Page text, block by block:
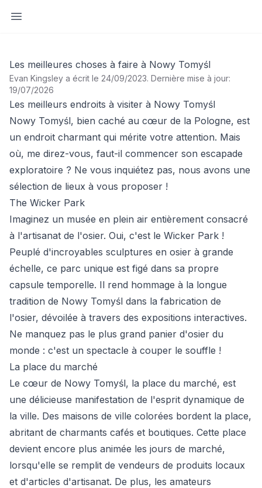
Ouvrir la barre latérale
Les meilleures choses à faire à Nowy Tomyśl
Evan Kingsley a écrit le 24/09/2023. Dernière mise à jour:
19/07/2026
Les meilleurs endroits à visiter à Nowy Tomyśl
Nowy Tomyśl, bien caché au cœur de la Pologne, est
un endroit charmant qui mérite votre attention. Mais
où, me direz-vous, faut-il commencer son escapade
exploratoire ? Ne vous inquiétez pas, nous avons une
sélection de lieux à vous proposer !
The Wicker Park
Imaginez un musée en plein air entièrement consacré
à l'artisanat de l'osier. Oui, c'est le Wicker Park !
Peuplé d'incroyables sculptures en osier à grande
échelle, ce parc unique est figé dans sa propre
capsule temporelle. Il rend hommage à la longue
tradition de Nowy Tomyśl dans la fabrication de
l'osier, dévoilée à travers des expositions interactives.
Ne manquez pas le plus grand panier d'osier du
monde : c'est un spectacle à couper le souffle !
La place du marché
Le cœur de Nowy Tomyśl, la place du marché, est
une délicieuse manifestation de l'esprit dynamique de
la ville. Des maisons de ville colorées bordent la place,
abritant de charmants cafés et boutiques. Cette place
devient encore plus animée les jours de marché,
lorsqu'elle se remplit de vendeurs de produits locaux
et d'articles d'artisanat. De plus, les amateurs